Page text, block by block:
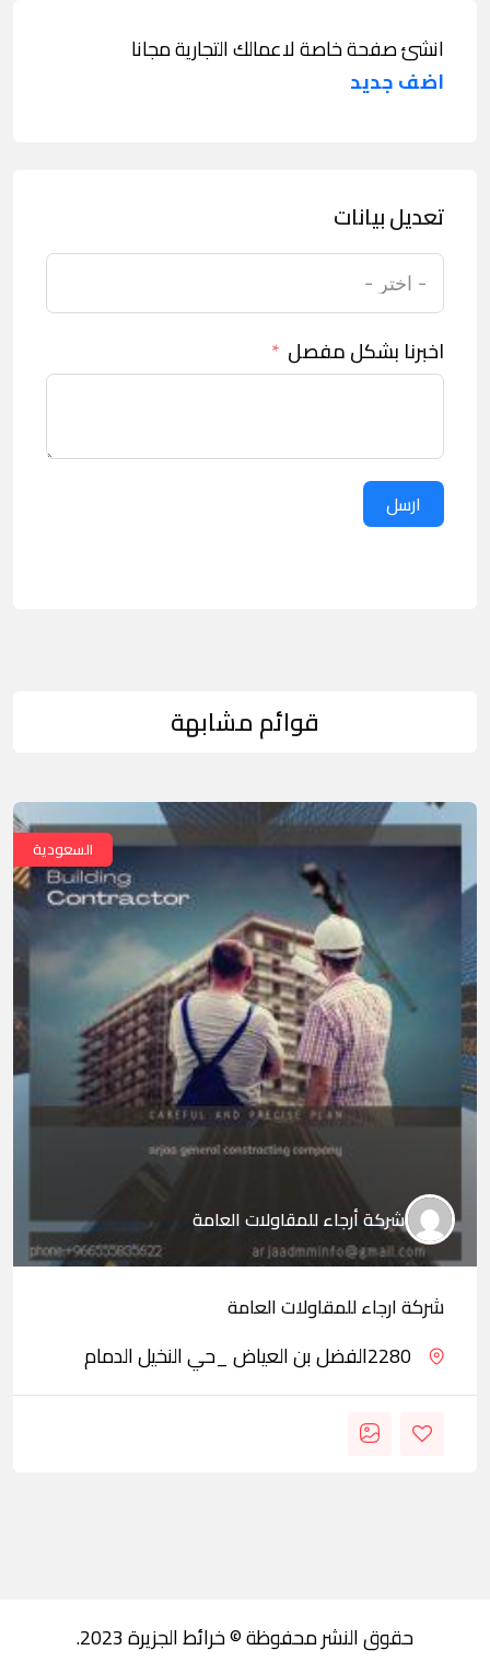
انشئ صفحة خاصة لاعمالك التجارية مجانا
اضف جديد
تعديل بيانات
اخبرنا بشكل مفصل
ارسل
قوائم مشابهة
السعودية
شركة أرجاء للمقاولات العامة
شركة ارجاء للمقاولات العامة
2280الفضل بن العياض _حي النخيل الدمام
حقوق النشر محفوظة © خرائط الجزيرة 2023.